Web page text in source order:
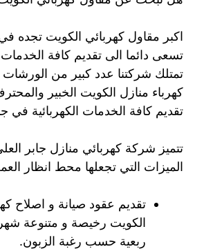
اكبر مقاول كهربائي الكويت تجده
تسعى دائما الى تقديم كافة الخدمات
تمتلك شركتنا عدد كبير من
كهرباء منازل الكويت الخبير
تقديم كافة الخدمات الكهربائية في
تتميز شركة كهربائي منازل جابر
الميزات التي تجعلها محط انظار
تقديم عقود صيانة و اصلاح
الكويت رخيصة و متنوعة
ربعية حسب رغبة الزبون.